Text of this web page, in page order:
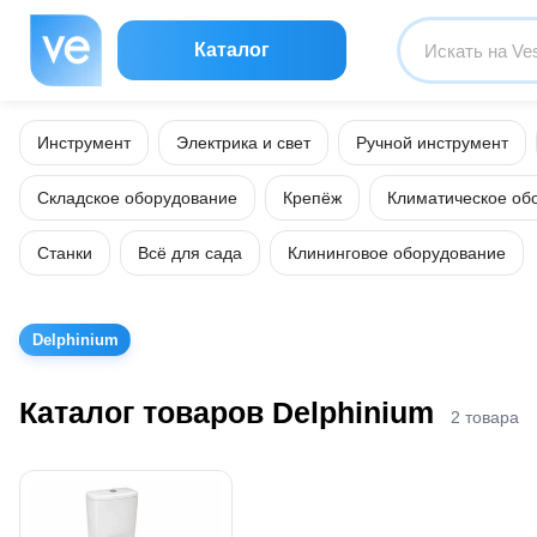
Каталог
Инструмент Электрика и свет Ручной инструмент
Складское оборудование Крепёж Климатическое
Станки Всё для сада Клининговое оборудование
Delphinium
Каталог товаров Delphinium 2 товара